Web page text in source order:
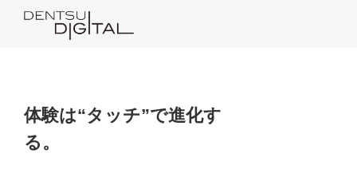
体験は“タッチ”で進化す
る。